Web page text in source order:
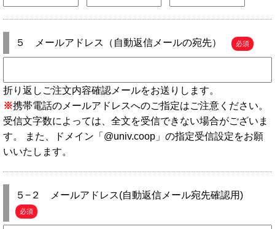
５ メールアドレス（自動返信メールの宛先） 必須
折り返しご注文内容確認メールをお送りします。
※携帯電話のメールアドレスへのご指定はご注意ください。
受信文字数によっては、全文を受信できない場合がございま
す。 また、ドメイン「@univ.coop」の指定受信設定をお願
いいたします。
５−２ メールアドレス(自動返信メール宛先確認用)
必須